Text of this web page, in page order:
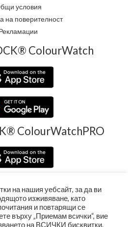
условия
на поверителност
ColourWatch
ColourWatchPRO
на нашия уебсайт, за да ви
изживяване, като
и повтарящи се
върху „Приемам всички“, вие
на ВСИЧКИ бисквитки.